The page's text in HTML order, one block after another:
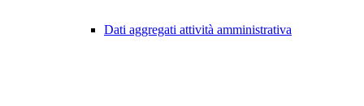
Dati aggregati attività amministrativa